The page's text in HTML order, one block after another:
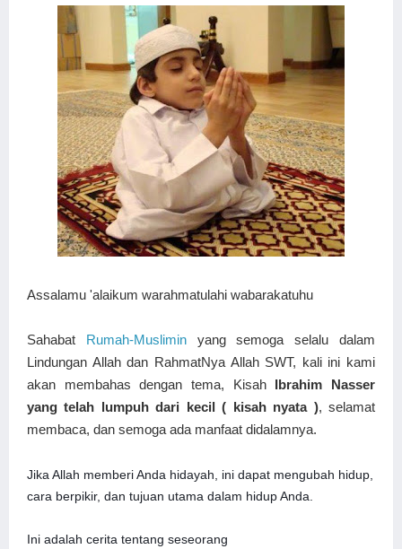
Assalamu 'alaikum warahmatulahi wabarakatuhu
Sahabat Rumah-Musliminyang semoga selalu dalam
Lindungan Allah dan RahmatNya Allah SWT, kali ini kami
akan membahas dengan tema, Kisah Ibrahim Nasser
yang telah lumpuh dari kecil ( kisah nyata ), selamat
membaca, dan semoga ada manfaat didalamnya.
Jika Allah memberi Anda hidayah, ini dapat mengubah hidup,
cara berpikir, dan tujuan utama dalam hidup Anda.
Ini adalah cerita tentang seseorang